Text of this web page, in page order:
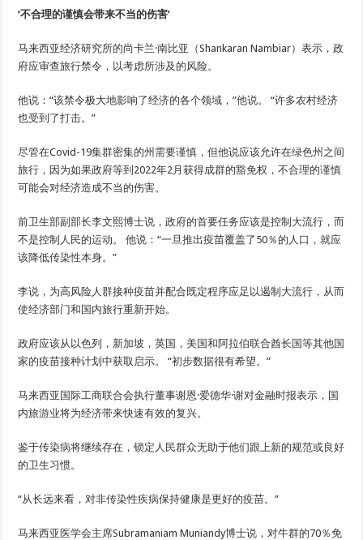
‘不合理的谨慎会带来不当的伤害’
马来西亚经济研究所的尚卡兰·南比亚（Shankaran Nambiar）表示，政
府应审查旅行禁令，以考虑所涉及的风险。
他说：“该禁令极大地影响了经济的各个领域，”他说。 “许多农村经济
也受到了打击。”
尽管在Covid-19集群密集的州需要谨慎，但他说应该允许在绿色州之间
旅行，因为如果政府等到2022年2月获得成群的豁免权，不合理的谨慎
可能会对经济造成不当的伤害。
前卫生部副部长李文熙博士说，政府的首要任务应该是控制大流行，而
不是控制人民的运动。 他说：“一旦推出疫苗覆盖了50％的人口，就应
该降低传染性本身。”
李说，为高风险人群接种疫苗并配合既定程序应足以遏制大流行，从而
使经济部门和国内旅行重新开始。
政府应该从以色列，新加坡，英国，美国和阿拉伯联合酋长国等其他国
家的疫苗接种计划中获取启示。 “初步数据很有希望。”
马来西亚国际工商联合会执行董事谢恩·爱德华·谢对金融时报表示，国
内旅游业将为经济带来快速有效的复兴。
鉴于传染病将继续存在，锁定人民群众无助于他们跟上新的规范或良好
的卫生习惯。
“从长远来看，对非传染性疾病保持健康是更好的疫苗。”
马来西亚医学会主席Subramaniam Muniandy博士说，对牛群的70％免